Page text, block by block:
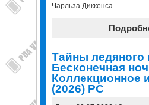
Чарльза Диккенса.
Тайны ледяного
Бесконечная
Коллекционное
(2026) PC